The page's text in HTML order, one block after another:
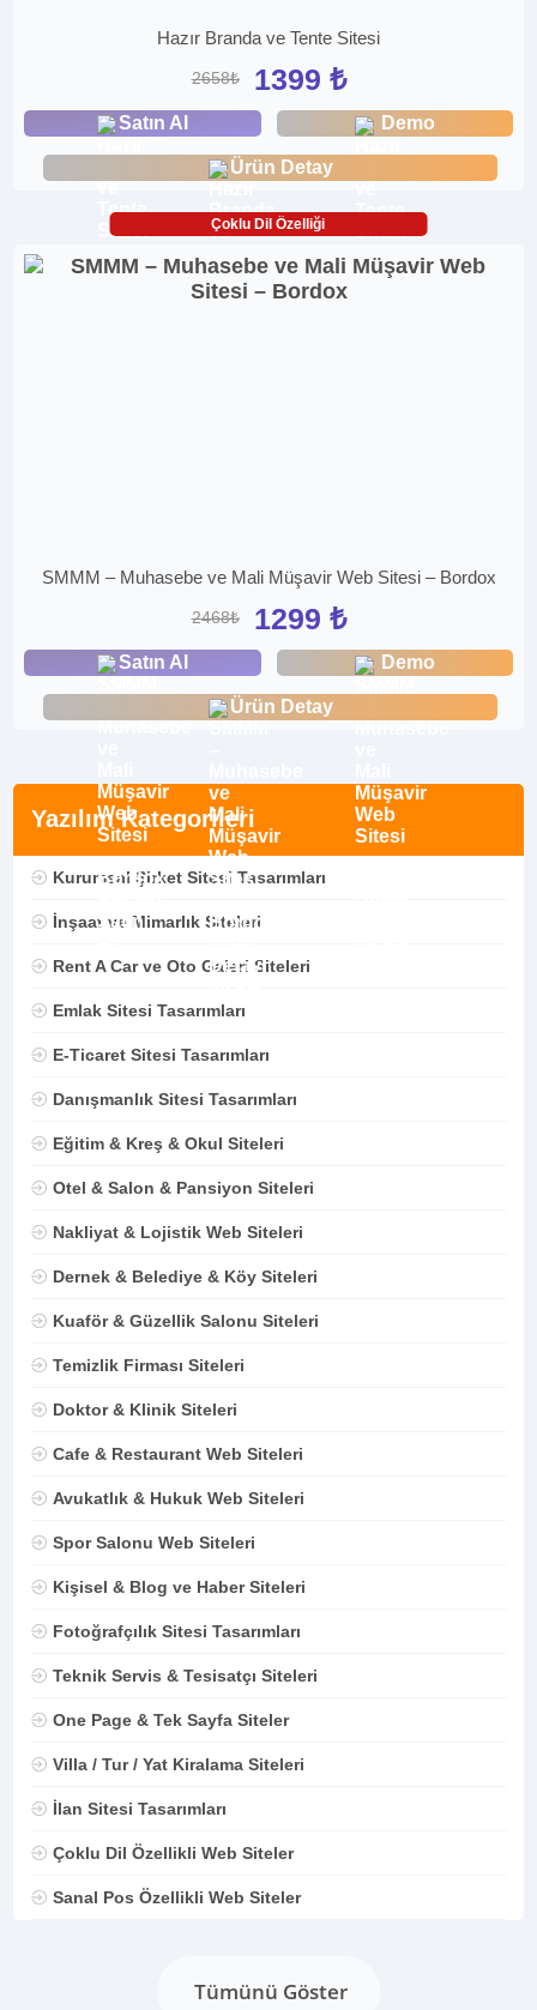
Yazılım Kategorileri
Kurumsal Şirket Sitesi Tasarımları
İnşaat ve Mimarlık Siteleri
Rent A Car ve Oto Galeri Siteleri
Emlak Sitesi Tasarımları
E-Ticaret Sitesi Tasarımları
Danışmanlık Sitesi Tasarımları
Eğitim & Kreş & Okul Siteleri
Otel & Salon & Pansiyon Siteleri
Nakliyat & Lojistik Web Siteleri
Dernek & Belediye & Köy Siteleri
Kuaför & Güzellik Salonu Siteleri
Temizlik Firması Siteleri
Doktor & Klinik Siteleri
Cafe & Restaurant Web Siteleri
Avukatlık & Hukuk Web Siteleri
Spor Salonu Web Siteleri
Kişisel & Blog ve Haber Siteleri
Fotoğrafçılık Sitesi Tasarımları
Teknik Servis & Tesisatçı Siteleri
One Page & Tek Sayfa Siteler
Villa / Tur / Yat Kiralama Siteleri
İlan Sitesi Tasarımları
Çoklu Dil Özellikli Web Siteler
Sanal Pos Özellikli Web Siteler
Tümünü Göster
Hazır Branda ve Tente Sitesi
2658₺ 1399 ₺
Satın Al Demo
Ürün Detay
Çoklu Dil Özelliği
SMMM – Muhasebe ve Mali Müşavir Web Sitesi – Bordox
2468₺ 1299 ₺
Satın Al Demo
Ürün Detay